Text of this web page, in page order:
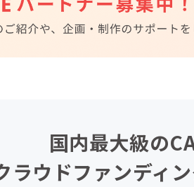
国内最大級の
ラウドファンディ